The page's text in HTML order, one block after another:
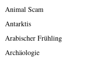
Animal Scam
Antarktis
Arabischer Frühling
Archäologie